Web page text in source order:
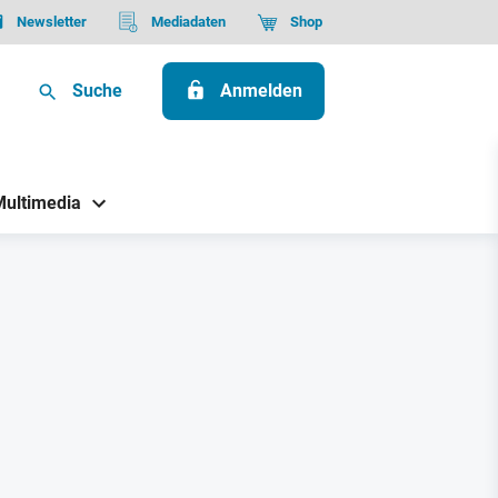
Newsletter Mediadaten Shop
Suche Anmelden